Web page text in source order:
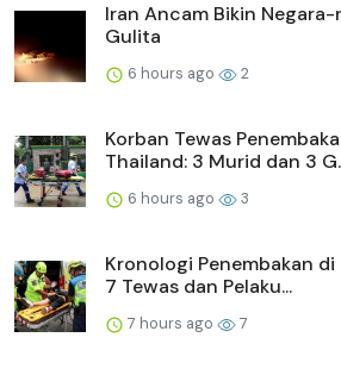
Iran Ancam Bikin
Gulita
6 hours ago 2
Korban Tewas
Thailand: 3 Murid dan 3
6 hours ago 3
Kronologi Penembakan di
7 Tewas dan Pelaku...
7 hours ago 7